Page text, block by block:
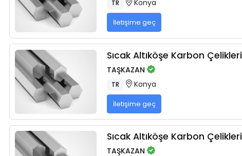
TR Konya
İletişime geç
Sıcak Altıköşe Karbon Çelikleri
TAŞKAZAN
TR Konya
İletişime geç
Sıcak Altıköşe Karbon Çelikleri
TAŞKAZAN